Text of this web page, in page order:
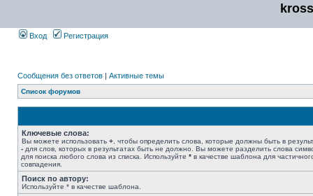
Вход Регистрация
Сообщения без ответов | Активные темы
Список форумов
Ключевые слова:
Вы можете использовать + , чтобы определить слова, которые должны быть в
- для слов, которых в результатах быть не должно. Вы можете разделить слова
для поиска любого слова из списка. Используйте * в качестве шаблона для
совпадения.
Поиск по автору:
Используйте * в качестве шаблона.